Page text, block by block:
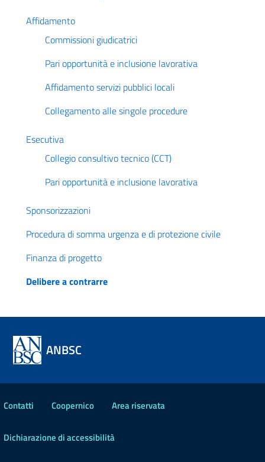
Affidamento
Commissioni giudicatrici
Pari opportunità e inclusione lavorativa
Affidamento servizi pubblici locali
Collegamento alle singole procedure
Esecutiva
Collegio consultivo tecnico (CCT)
Pari opportunità e inclusione lavorativa
Sponsorizzazioni
Procedura di somma urgenza e di protezione civile
Finanza di progetto
Delibere a contrarre
ANBSC
Contatti Coopernico Area riservata
Dichiarazione di accessibilità